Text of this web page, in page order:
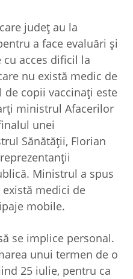
judeţ au la
a face evaluări şi
acces dificil la
nu există medic de
copii vaccinaţi este
ministrul Afacerilor
unei
Sănătăţii, Florian
Ministrul a spus
medici de
mobile.
se implice personal.
unui termen de o
25 iulie, pentru ca